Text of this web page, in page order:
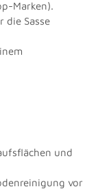
Marken).
die Sasse
und
vor